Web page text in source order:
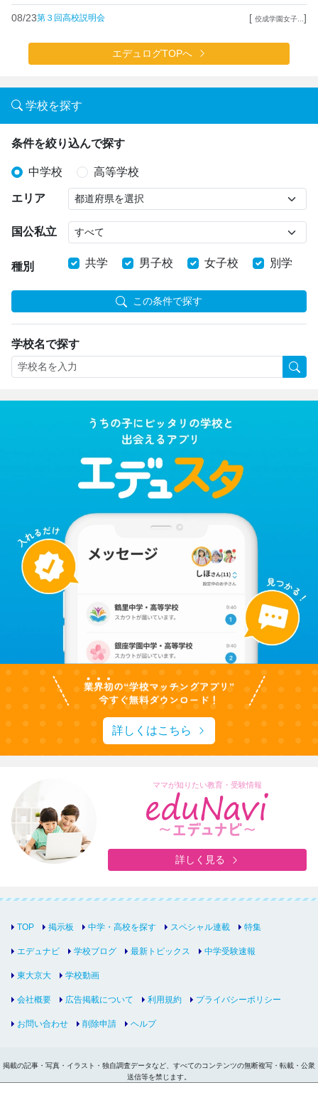
08/23第３回高校説明会 [ 佼成学園女子... ]
エデュログTOPへ
学校を探す
条件を絞り込んで探す
中学校 高等学校
エリア
国公私立
種別 共学 男子校 女子校 別学
この条件で探す
学校名で探す
詳しくはこちら
ママが知りたい教育・受験情報
詳しく見る
TOP 掲示板 中学・高校を探す スペシャル連載 特集
エデュナビ 学校ブログ 最新トピックス 中学受験速報
東大京大 学校動画
会社概要 広告掲載について 利用規約 プライバシーポリシー
お問い合わせ 削除申請 ヘルプ
掲載の記事・写真・イラスト・独自調査データなど、すべてのコンテンツの無断複写・転載・公衆
送信等を禁じます。